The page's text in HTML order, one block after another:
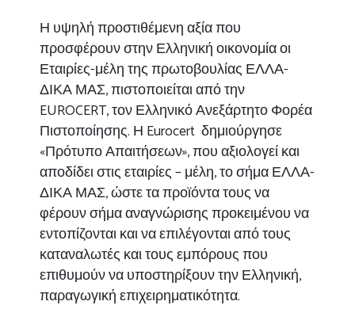
Η υψηλή προστιθέμενη αξία που
προσφέρουν στην Ελληνική οικονομία οι
Εταιρίες-μέλη της πρωτοβουλίας ΕΛΛΑ-
ΔΙΚΑ ΜΑΣ, πιστοποιείται από την
EUROCERT, τον Ελληνικό Ανεξάρτητο Φορέα
Πιστοποίησης. Η Eurocert δημιούργησε
«Πρότυπο Απαιτήσεων», που αξιολογεί και
αποδίδει στις εταιρίες – μέλη, το σήμα ΕΛΛΑ-
ΔΙΚΑ ΜΑΣ, ώστε τα προϊόντα τους να
φέρουν σήμα αναγνώρισης προκειμένου να
εντοπίζονται και να επιλέγονται από τους
καταναλωτές και τους εμπόρους που
επιθυμούν να υποστηρίξουν την Ελληνική,
παραγωγική επιχειρηματικότητα.